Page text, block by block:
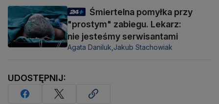
Śmiertelna pomyłka przy
"prostym" zabiegu. Lekarz:
nie jesteśmy serwisantami
Agata Daniluk,Jakub Stachowiak
UDOSTĘPNIJ: